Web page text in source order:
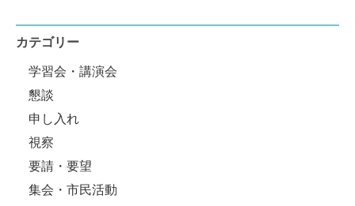
カテゴリー
学習会・講演会
懇談
申し入れ
視察
要請・要望
集会・市民活動